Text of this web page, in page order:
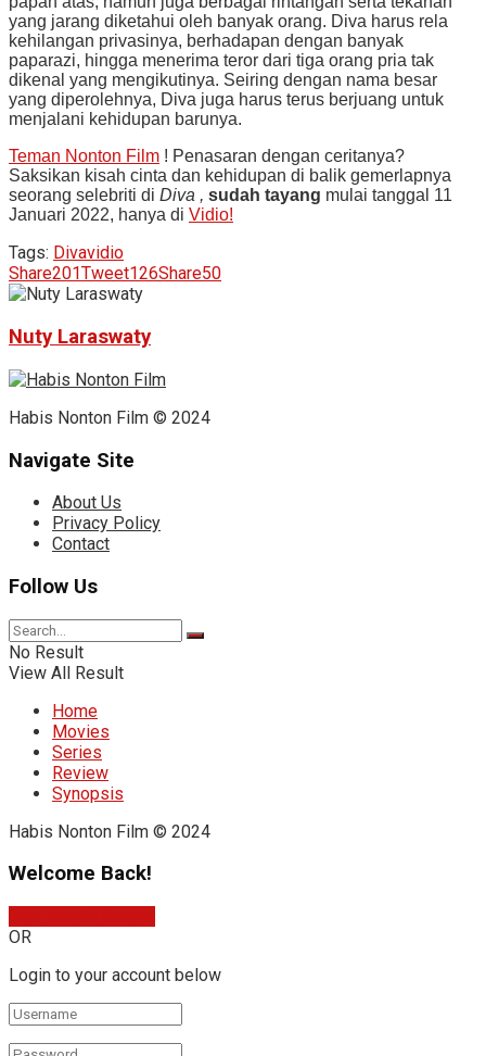
yang jarang diketahui oleh banyak orang. Diva harus rela
kehilangan privasinya, berhadapan dengan banyak
paparazi, hingga menerima teror dari tiga orang pria tak
dikenal yang mengikutinya. Seiring dengan nama besar
yang diperolehnya, Diva juga harus terus berjuang untuk
menjalani kehidupan barunya.
Teman Nonton Film ! Penasaran dengan ceritanya?
Saksikan kisah cinta dan kehidupan di balik gemerlapnya
seorang selebriti di Diva , sudah tayang mulai tanggal 11
Januari 2022, hanya di Vidio!
Tags: Divavidio
Share201Tweet126Share50
Nuty Laraswaty
Habis Nonton Film © 2024
Navigate Site
About Us
Privacy Policy
Contact
Follow Us
No Result
View All Result
Home
Movies
Series
Review
Synopsis
Habis Nonton Film © 2024
Welcome Back!
OR
Login to your account below